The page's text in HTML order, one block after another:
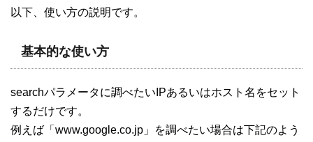
以下、使い方の説明です。
基本的な使い方
searchパラメータに調べたいIPあるいはホスト名をセット
するだけです。
例えば「www.google.co.jp」を調べたい場合は下記のよう